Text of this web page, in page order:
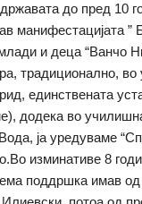
до пред 10
манифестацијата ”
и деца “Ванчо
традиционално,
единствената
додека во
ја уредуваме
изминативе 8
поддршка имав